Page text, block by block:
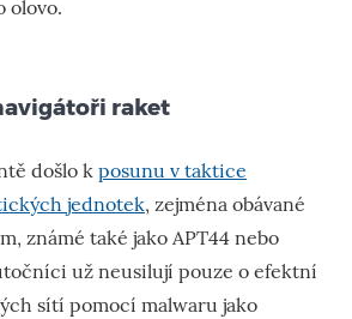
olovo.
raket
došlo k posunu v taktice
jednotek, zejména obávané
známé také jako APT44 nebo
už neusilují pouze o efektní
sítí pomocí malwaru jako